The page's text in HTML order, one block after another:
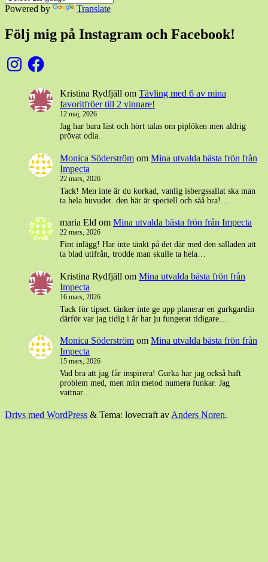
Powered by Translate
Följ mig på Instagram och Facebook!
InstagramFacebook
Kristina Rydfjäll om Tävling med 6 av mina
favoritfröer till 2 vinnare!
12 maj, 2026
Jag har bara läst och hört talas om piplöken men aldrig
prövat odla.
Monica Söderström om Mina utvalda bästa frön från
Impecta
22 mars, 2026
Tack! Men inte är du korkad, vanlig isbergssallat ska man
ta hela huvudet. den här är speciell och såå bra!…
maria Eld om Mina utvalda bästa frön från Impecta
22 mars, 2026
Fint inlägg! Har inte tänkt på det där med den salladen att
ta blad utifrån, trodde man skulle ta hela…
Kristina Rydfjäll om Mina utvalda bästa frön från
Impecta
16 mars, 2026
Tack för tipset. tänker inte ge upp planerar en gurkgardin
därför var jag tidig i år har ju fungerat tidigare…
Monica Söderström om Mina utvalda bästa frön från
Impecta
15 mars, 2026
Vad bra att jag får inspirera! Gurka har jag också haft
problem med, men min metod numera funkar. Jag
vattnar…
Drivs med WordPress & Tema: lovecraft av Anders Noren.